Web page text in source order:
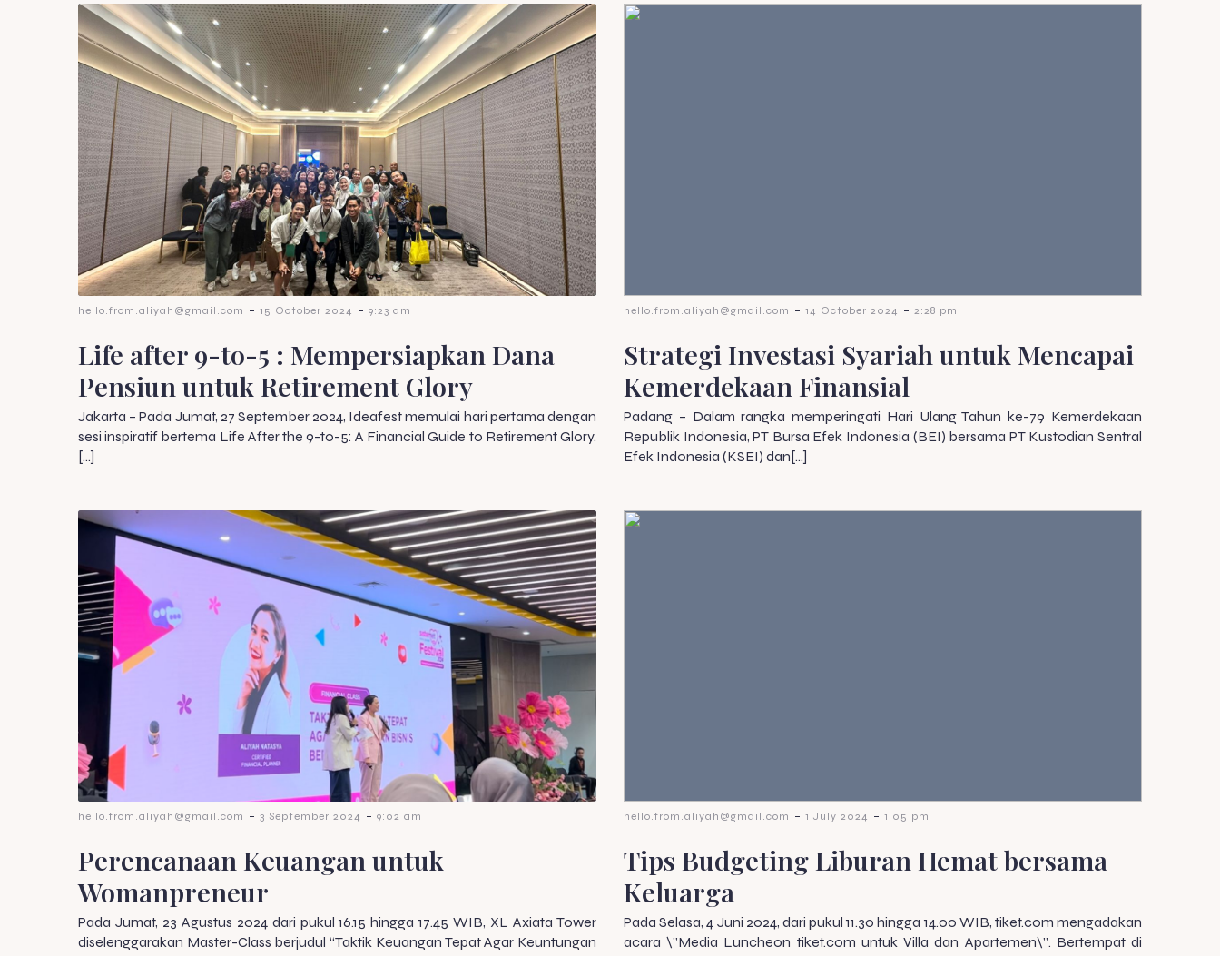
hello.from.aliyah@gmail.com - 15 October 2024 - 9:23 am
Life after 9-to-5 : Mempersiapkan Dana
Pensiun untuk Retirement Glory
Jakarta – Pada Jumat, 27 September 2024, Ideafest memulai hari pertama dengan
sesi inspiratif bertema Life After the 9-to-5: A Financial Guide to Retirement Glory.
[…]
hello.from.aliyah@gmail.com - 14 October 2024 - 2:28 pm
Strategi Investasi Syariah untuk Mencapai
Kemerdekaan Finansial
Padang – Dalam rangka memperingati Hari Ulang Tahun ke-79 Kemerdekaan
Republik Indonesia, PT Bursa Efek Indonesia (BEI) bersama PT Kustodian Sentral
Efek Indonesia (KSEI) dan[…]
hello.from.aliyah@gmail.com - 3 September 2024 - 9:02 am
Perencanaan Keuangan untuk
Womanpreneur
Pada Jumat, 23 Agustus 2024 dari pukul 16.15 hingga 17.45 WIB, XL Axiata Tower
diselenggarakan Master-Class berjudul “Taktik Keuangan Tepat Agar Keuntungan
hello.from.aliyah@gmail.com - 1 July 2024 - 1:05 pm
Tips Budgeting Liburan Hemat bersama
Keluarga
Pada Selasa, 4 Juni 2024, dari pukul 11.30 hingga 14.00 WIB, tiket.com mengadakan
acara \”Media Luncheon tiket.com untuk Villa dan Apartemen\”. Bertempat di